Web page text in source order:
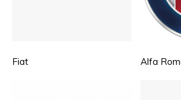
Fiat Alfa